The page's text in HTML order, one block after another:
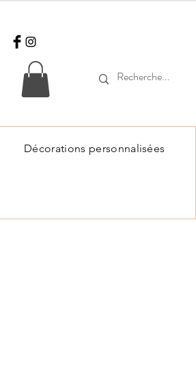
Décorations personnalisées